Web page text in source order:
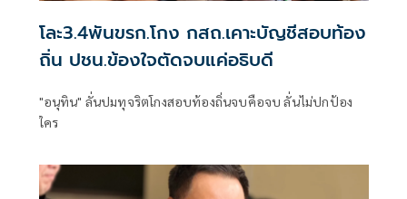
โละ3.4พันขรก.โกง กสถ.เคาะบัญชีสอบท้อง
ถิ่น ปชน.ข้องใจตัดจบแค่อธิบดี
"อนุทิน" ลั่นปมทุจริตโกงสอบท้องถิ่นจบคือจบ ลั่นไม่ปกป้อง
ใคร